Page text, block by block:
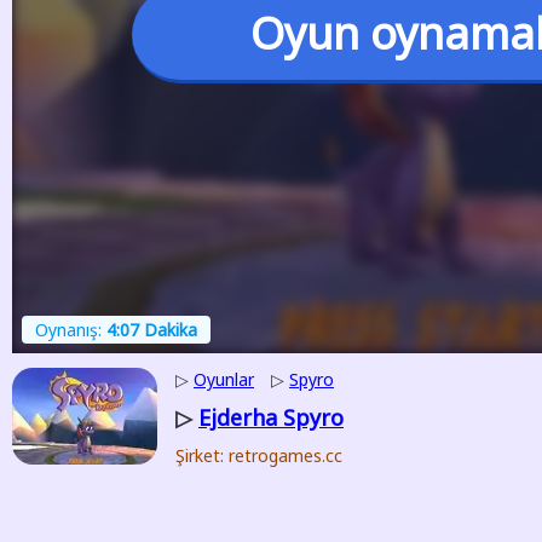
Oyun
Oynanış: 4:07 Dakika
▷ Oyunlar ▷ Spyro
▷ Ejderha Spyro
Şirket: retrogames.cc